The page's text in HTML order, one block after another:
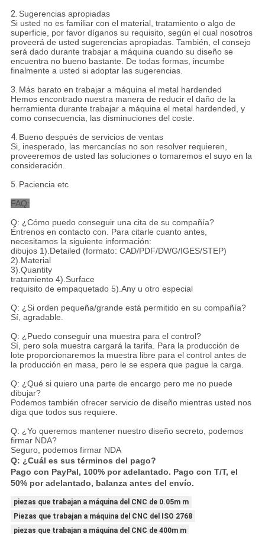
2. Sugerencias apropiadas
Si usted no es familiar con el material, tratamiento o algo de
superficie, por favor díganos su requisito, según el cual nosotros
proveerá de usted sugerencias apropiadas. También, el consejo
será dado durante trabajar a máquina cuando su diseño se
encuentra no bueno bastante. De todas formas, incumbe
finalmente a usted si adoptar las sugerencias.
3. Más barato en trabajar a máquina el metal hardended
Hemos encontrado nuestra manera de reducir el daño de la
herramienta durante trabajar a máquina el metal hardended, y
como consecuencia, las disminuciones del coste.
4. Bueno después de servicios de ventas
Si, inesperado, las mercancías no son resolver requieren,
proveeremos de usted las soluciones o tomaremos el suyo en la
consideración.
5. Paciencia etc
FAQ:
Q: ¿Cómo puedo conseguir una cita de su compañía?
Éntrenos en contacto con. Para citarle cuanto antes,
necesitamos la siguiente información:
dibujos 1).Detailed (formato: CAD/PDF/DWG/IGES/STEP)
2).Material
3).Quantity
tratamiento 4).Surface
requisito de empaquetado 5).Any u otro especial
Q: ¿Si orden pequeña/grande está permitido en su compañía?
Sí, agradable.
Q: ¿Puedo conseguir una muestra para el control?
Sí, pero sola muestra cargará la tarifa. Para la producción de
lote proporcionaremos la muestra libre para el control antes de
la producción en masa, pero le se espera que pague la carga.
Q: ¿Qué si quiero una parte de encargo pero me no puede
dibujar?
Podemos también ofrecer servicio de diseño mientras usted nos
diga que todos sus requiere.
Q: ¿Yo queremos mantener nuestro diseño secreto, podemos
firmar NDA?
Seguro, podemos firmar NDA
Q: ¿Cuál es sus términos del pago?
Pago con PayPal, 100% por adelantado. Pago con T/T, el
50% por adelantado, balanza antes del envío.
piezas que trabajan a máquina del CNC de 0.05m m
Piezas que trabajan a máquina del CNC del ISO 2768
piezas que trabajan a máquina del CNC de 400m m